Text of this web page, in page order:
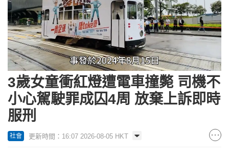
Unmute Loaded:
100.00%
3歲女童衝紅燈遭電車撞斃 司機不
小心駕駛罪成囚4周 放棄上訴即時
服刑
社會 更新時間：16:07 2026-08-05 HKT